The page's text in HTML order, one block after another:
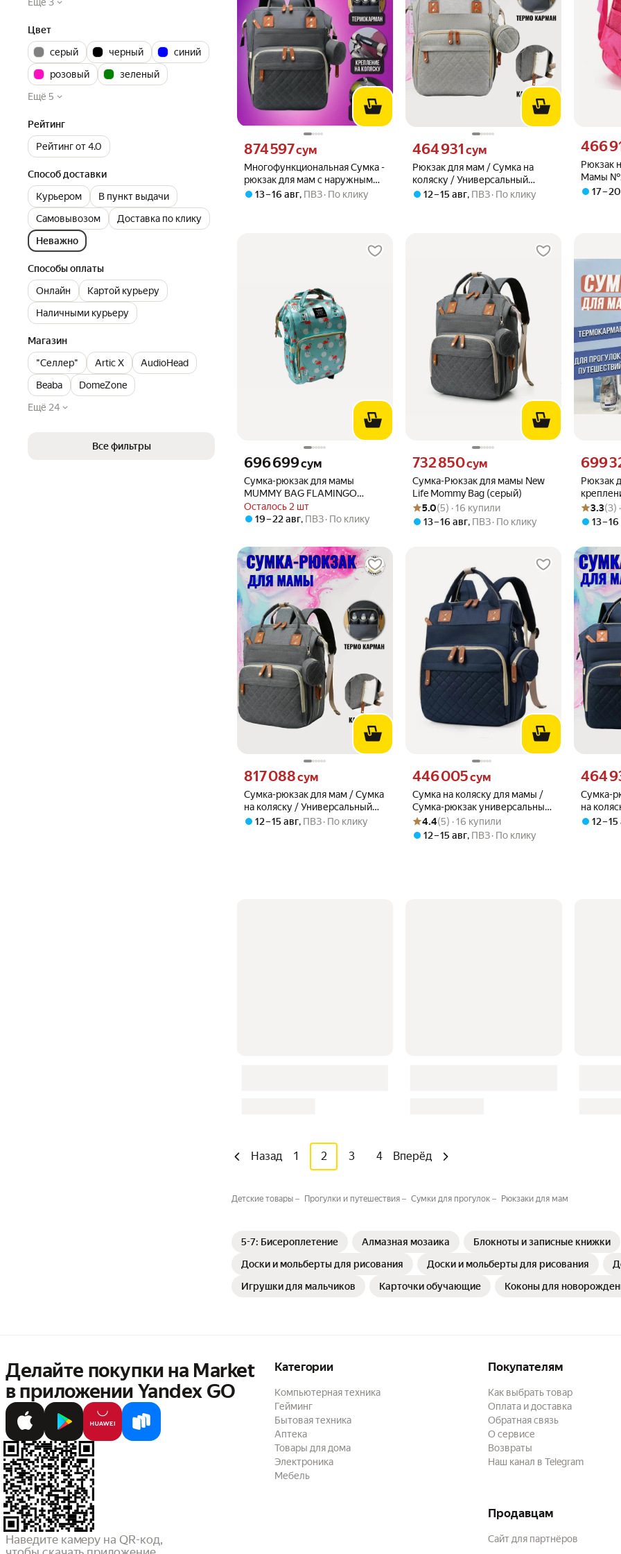
Цвет
серый
черный
синий
розовый
зеленый
Ещё 5
Рейтинг
Рейтинг от 4.0
Способ доставки
Курьером
В пункт выдачи
Самовывозом
Доставка по клику
Неважно
Способы оплаты
Онлайн
Картой курьеру
Наличными курьеру
Магазин
"Селлер"
Artic X
AudioHead
Beaba
DomeZone
Ещё 24
Все фильтры
Многофункциональная Сумка -
рюкзак для мам с наружным
USB выходом темно - серая
Цена 874597 сум вместо
874 597сум
13 – 16 авг, ПВЗ По клику
Рюкзак для мам / Сумка на
коляску / Универсальный
рюкзак для мамы с термо-
Цена 464931 сум вместо
464 931 сум
12 – 15 авг, ПВЗ По клику
Рюкзак
Мамы
Цена
466
17 –
Сумка-рюкзак для мамы
MUMMY BAG FLAMINGO
Фламинго, цвет голубой
Осталось 2 шт
Цена 696699 сум вместо
696 699сум
19 – 22 авг, ПВЗ По клику
Сумка-Рюкзак для мамы New
Life Mommy Bag (серый)
Цена 732850 сум вместо
732 850сум
Рейтинг товара: 5.0 из 5
Оценок: (5) · 16 купили
5.0(5) · 16 купили
13 – 16 авг, ПВЗ По клику
Рюкзак
красно-
Цена
699
Рейтинг
Оценок:
3.3(3)
13 –
Сумка-рюкзак для мам / Сумка
на коляску / Универсальный
рюкзак для мамы с термо-
Цена 817088 сум вместо
817 088сум
12 – 15 авг, ПВЗ По клику
Сумка на коляску для мамы /
Сумка-рюкзак универсальный
женский, темно-синий
Цена 446005 сум вместо
446 005сум
Рейтинг товара: 4.4 из 5
Оценок: (5) · 16 купили
4.4(5) · 16 купили
12 – 15 авг, ПВЗ По клику
Сумка-
на
рюкзак
Цена
464
12 –
Назад 1 2 3 4 Вперёд
Детские товары Прогулки и путешествия Сумки для прогулок Рюкзаки для мам
5-7: Бисероплетение Алмазная мозаика Блокноты и записные книжки
Доски и мольберты для рисования
Доски и мольберты для рисования
Игрушки для мальчиков
Карточки обучающие Коконы для
Делайте покупки на Market
в приложении Yandex GO
Наведите камеру на QR-код,
Категории
Компьютерная техника
Гейминг
Бытовая техника
Аптека
Товары для дома
Электроника
Мебель
Покупателям
Как выбрать товар
Оплата и доставка
Обратная связь
О сервисе
Возвраты
Наш канал в Telegram
Продавцам
Сайт для партнёров